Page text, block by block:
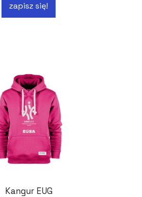
zapisz się!
Kangur EUG